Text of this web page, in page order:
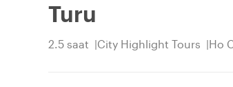
Turu
2.5 saat City Highlight Tours Ho